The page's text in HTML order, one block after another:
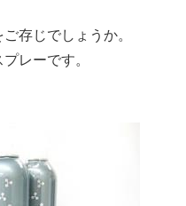
存じでしょうか。
レーです。